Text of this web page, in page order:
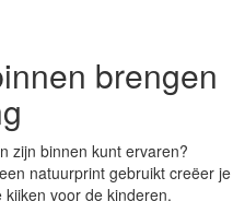
brengen
zijn binnen kunt ervaren?
natuurprint gebruikt creëer je
voor de kinderen.